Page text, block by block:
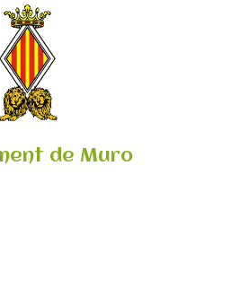
de Muro